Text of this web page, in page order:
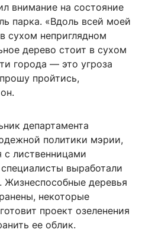
внимание на состояние
парка. «Вдоль всей моей
сухом неприглядном
дерево стоит в сухом
города — это угроза
пройтись,
департамента
политики мэрии,
с лиственницами
выработали
деревья
некоторые
проект озеленения
ее облик.